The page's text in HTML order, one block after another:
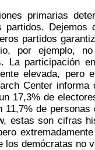
primarias
partidos.
partidos
por ejemplo,
La participación
elevada, pero
Center
17,3% de
11,7% de
estas son cifras
los demócratas no